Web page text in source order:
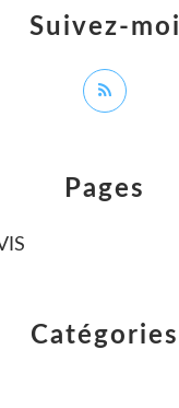
Catégories
Pages
Suivez-moi